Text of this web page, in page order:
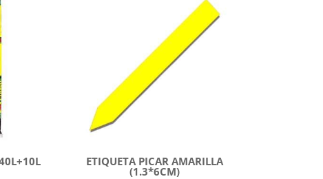
ETIQUETA PICAR AMARILLA
(1.3*6CM)